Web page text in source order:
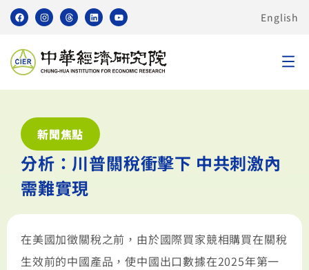
English
新聞焦點
分析：川普關稅衝擊下 中共刺激內
需難實現
在美國加徵關稅之前，由於國際買家競相購買在關稅
生效前的中國產品，使中國出口數據在2025年第一